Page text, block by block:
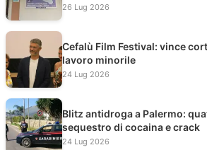
26 Lug 2026
Cefalù Film Festival: vince
lavoro minorile
24 Lug 2026
Blitz antidroga a Palermo:
sequestro di cocaina e crack
24 Lug 2026